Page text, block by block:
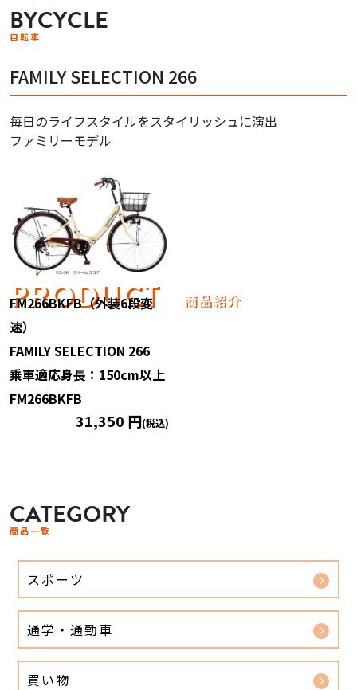
PRODUCT 商品紹介
BYCYCLE
自転車
FAMILY SELECTION 266
毎日のライフスタイルをスタイリッシュに演出
ファミリーモデル
FM266BKFB（外装6段変
速）
FAMILY SELECTION 266
乗車適応身長：150cm以上
FM266BKFB
31,350 円(税込)
CATEGORY
商品一覧
スポーツ
通学・通勤車
買い物